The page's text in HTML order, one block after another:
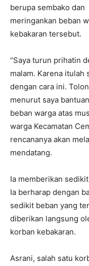
berupa sembako
meringankan beban
kebakaran tersebut.
“Saya turun prihatin
malam. Karena
dengan cara ini.
menurut saya
beban warga atas
warga Kecamatan
rencananya akan
mendatang.
Ia memberikan
Ia berharap dengan
sedikit beban yang
diberikan langsung
korban kebakaran.
Asrani, salah satu